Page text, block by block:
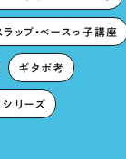
ップ・ベースっ子講座
ギタボ考
リーズ